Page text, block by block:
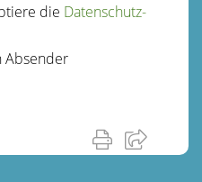
die Datenschutz­
Absender